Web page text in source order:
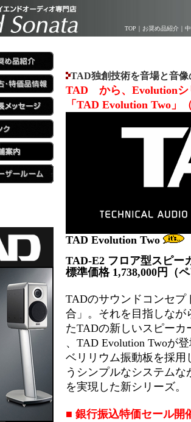
TOP ｜ お奨め品紹介 ｜
TAD独創技術を音場と音像
TAD から、Evolution
「TAD Evolution Two」
TAD Evolution Two
TAD-E2 フロア型スピー
標準価格 1,738,000円（ペ
TADのサウンドコンセプ
合」。それを目指しなが
たTADの新しいスピーカ
、 TAD Evolution Twoが登
ベリリウム振動板を採用
うシンプルなシステム
を実現した新シリーズ。
■ 銀行振込特価セール開